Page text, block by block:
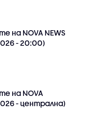
на NOVA NEWS
- 20:00)
на NOVA
- централна)